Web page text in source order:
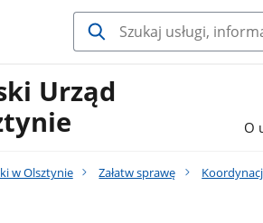
Urząd
O
w Olsztynie Załatw sprawę